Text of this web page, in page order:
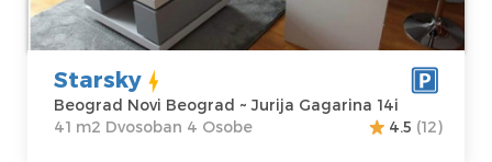
Gagarina 14i
Cena 60 €
Dvosoban
Starsky
Beograd Novi Beograd ~ Jurija Gagarina 14i
41 m2 Dvosoban 4 Osobe
4.5 (12)